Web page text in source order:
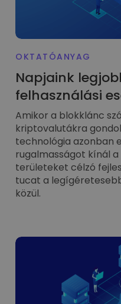
OKTATÓANYAG
Napjaink
felhasználási
Amikor a blokklánc
kriptovalutákra
technológia azonban
rugalmasságot kínál
területeket célzó
tucat a
közül.